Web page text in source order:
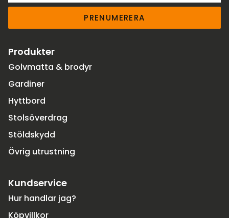
PRENUMERERA
Produkter
Golvmatta & brodyr
Gardiner
Hyttbord
Stolsöverdrag
Stöldskydd
Övrig utrustning
Kundservice
Hur handlar jag?
Köpvillkor